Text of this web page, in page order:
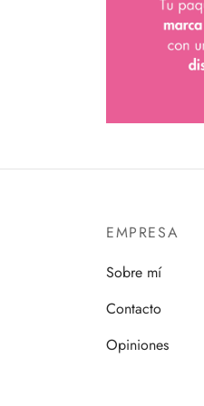
EMPRESA
Sobre mí
Contacto
Opiniones